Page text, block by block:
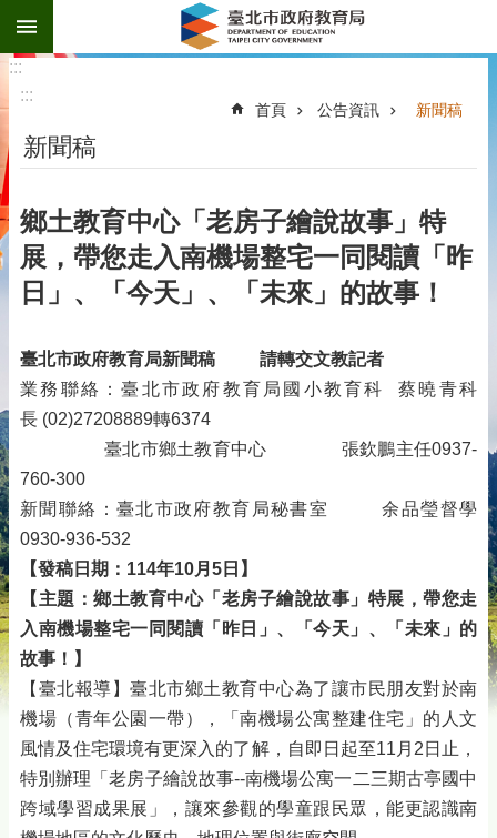
跳到主要內容區塊
:::
:::
首頁 公告資訊 新聞稿
新聞稿
鄉土教育中心「老房子繪說故事」特
展，帶您走入南機場整宅一同閱讀「昨
日」、「今天」、「未來」的故事！
臺北市政府教育局新聞稿
請轉交文教記者
業務聯絡：臺北市政府教育局國小教育科 蔡曉青科
長 (02)27208889轉6374
臺北市鄉土教育中心 張欽鵬主任0937-
760-300
新聞聯絡：臺北市政府教育局秘書室 余品瑩督學
0930-936-532
【發稿日期：114年10月5日】
【主題：鄉土教育中心「老房子繪說故事」特展，帶您走
入南機場整宅一同閱讀「昨日」、「今天」、「未來」的
故事！】
【臺北報導】臺北市鄉土教育中心為了讓市民朋友對於南
機場（青年公園一帶），「南機場公寓整建住宅」的人文
風情及住宅環境有更深入的了解，自即日起至11月2日止，
特別辦理「老房子繪說故事--南機場公寓一二三期古亭國中
跨域學習成果展」，讓來參觀的學童跟民眾，能更認識南